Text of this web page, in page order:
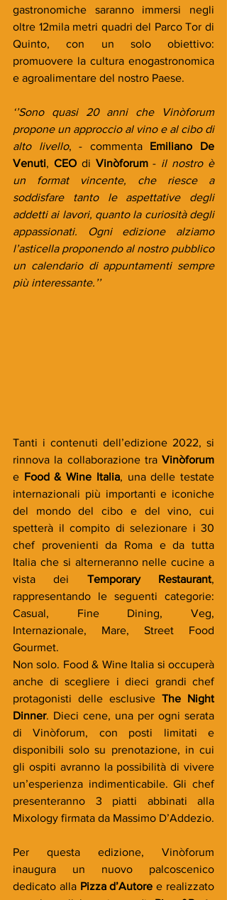
gastronomiche saranno immersi negli
oltre 12mila metri quadri del Parco Tor di
Quinto, con un solo obiettivo:
promuovere la cultura enogastronomica
e agroalimentare del nostro Paese.
‘’Sono quasi 20 anni che Vinòforum
propone un approccio al vino e al cibo di
alto livello, - commenta Emiliano De
Venuti, CEO di Vinòforum - il nostro è
un format vincente, che riesce a
soddisfare tanto le aspettative degli
addetti ai lavori, quanto la curiosità degli
appassionati. Ogni edizione alziamo
l’asticella proponendo al nostro pubblico
un calendario di appuntamenti sempre
più interessante.’’
Tanti i contenuti dell’edizione 2022, si
rinnova la collaborazione tra Vinòforum
e Food & Wine Italia, una delle testate
internazionali più importanti e iconiche
del mondo del cibo e del vino, cui
spetterà il compito di selezionare i 30
chef provenienti da Roma e da tutta
Italia che si alterneranno nelle cucine a
vista dei Temporary Restaurant,
rappresentando le seguenti categorie:
Casual, Fine Dining, Veg,
Internazionale, Mare, Street Food
Gourmet.
Non solo. Food & Wine Italia si occuperà
anche di scegliere i dieci grandi chef
protagonisti delle esclusive The Night
Dinner. Dieci cene, una per ogni serata
di Vinòforum, con posti limitati e
disponibili solo su prenotazione, in cui
gli ospiti avranno la possibilità di vivere
un’esperienza indimenticabile. Gli chef
presenteranno 3 piatti abbinati alla
Mixology firmata da Massimo D’Addezio.
Per questa edizione, Vinòforum
inaugura un nuovo palcoscenico
dedicato alla Pizza d’Autore e realizzato